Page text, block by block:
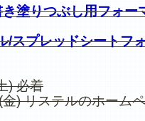
塗りつぶし用フォー
/スプレッドシートフ
) 必着
リステルのホーム